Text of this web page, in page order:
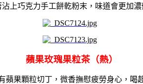
沾上巧克力手工餅乾粉末，味道會更加濃
蘋果玫瑰果粒茶（熱）
蘋果顆粒切丁，微香撫慰疲勞身心，喝